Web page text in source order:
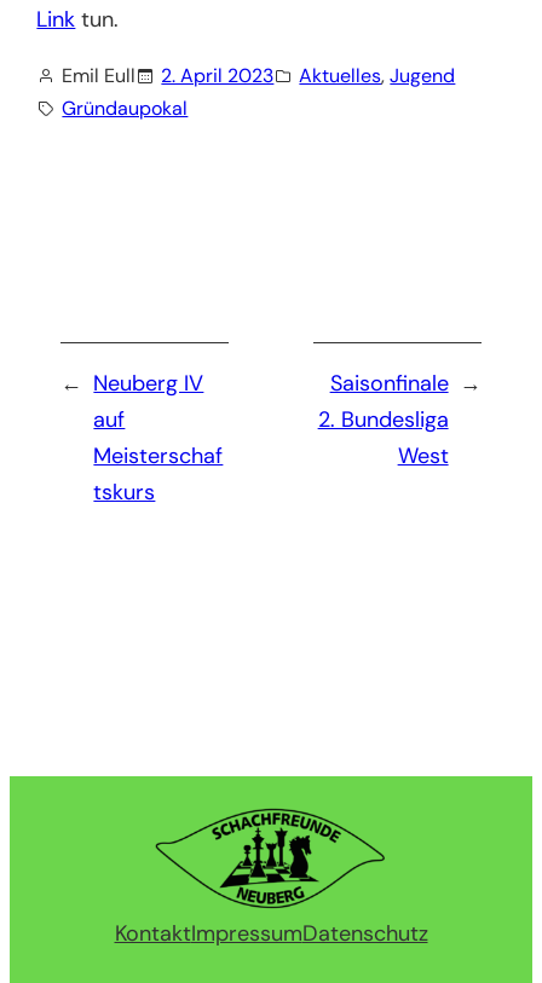
Link tun.
Emil Eull 2. April 2023 Aktuelles, Jugend
Gründaupokal
← Neuberg IV
auf
Meisterschaf
tskurs
→
Saisonfinale
2. Bundesliga
West
KontaktImpressumDatenschutz